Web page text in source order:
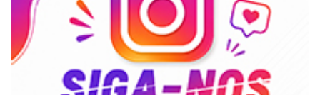
BALNEÁRIO CAMBORIÚ